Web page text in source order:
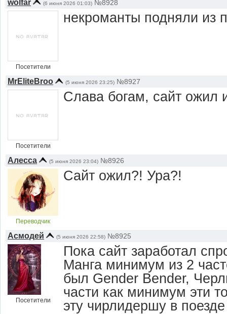
wolfar (6 июня 2026 01:03) №8928
Посетители
некроманты подняли из
MrEliteBroo (5 июня 2026 23:25) №8927
Посетители
Слава богам, сайт ожил
Алесса (5 июня 2026 23:04) №8926
Переводчик
Сайт ожил?! Ура?!
Асмодей (5 июня 2026 22:58) №8925
Посетители
Пока сайт заработал
Манга минимум из 2
был Gender Bender,
части как минимум эти
эту чирлидершу в